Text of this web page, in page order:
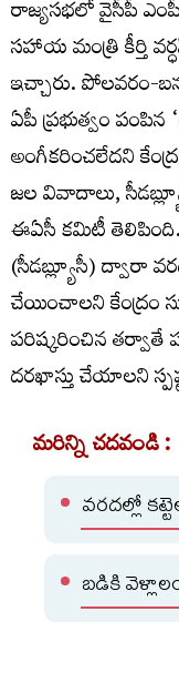
రాజ్యసభలో వైసీపీ ఎంపీ
సహాయ మంత్రి కీర్తి
ఇచ్చారు. పోలవరం-
ఏపీ ప్రభుత్వం పంపిన
అంగీకరించలేదని
జల వివాదాలు,
ఈఏసీ కమిటీ తెలిపింది.
(సీడబ్ల్యూసీ) ద్వారా
చేయించాలని కేంద్రం
పరిష్కరించిన తర్వాతే
దరఖాస్తు చేయాలని
మరిన్ని చదవండి :
వరదల్లో
బడికి